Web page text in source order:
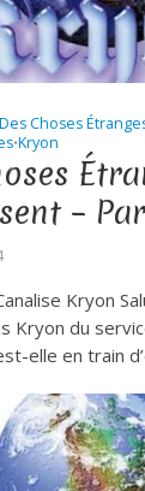
Des Choses
•Kryon
–
Kryon
Kryon du
elle en train